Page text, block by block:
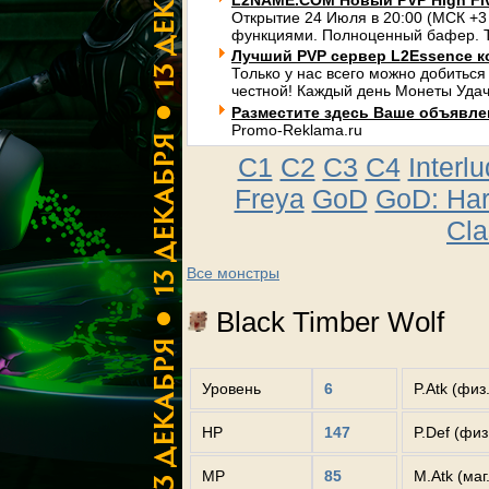
Открытие 24 Июля в 20:00 (МСК
функциями. Полноценный бафер.
Лучший PVP сервер L2Essence
Только у нас всего можно
честной! Каждый день Монеты
Разместите здесь Ваше
Promo-Reklama.ru
C1 C2 C3 C4
Freya GoD GoD:
Все монстры
Black Timber Wolf
Уровень 6
HP 147
MP 85
P.Atk
P.Def
M.Atk